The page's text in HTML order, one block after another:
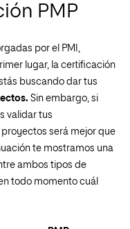
PMP
por el PMI,
lugar, la certificación
buscando dar tus
Sin embargo, si
validar tus
será mejor que
te mostramos una
ambos tipos de
todo momento cuál